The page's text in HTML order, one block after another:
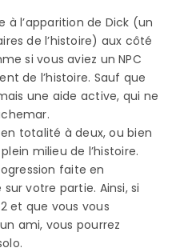
à l’apparition de Dick (un
de l’histoire) aux côté
si vous aviez un NPC
de l’histoire. Sauf que
une aide active, qui ne
totalité à deux, ou bien
milieu de l’histoire.
faite en
votre partie. Ainsi, si
et que vous vous
ami, vous pourrez